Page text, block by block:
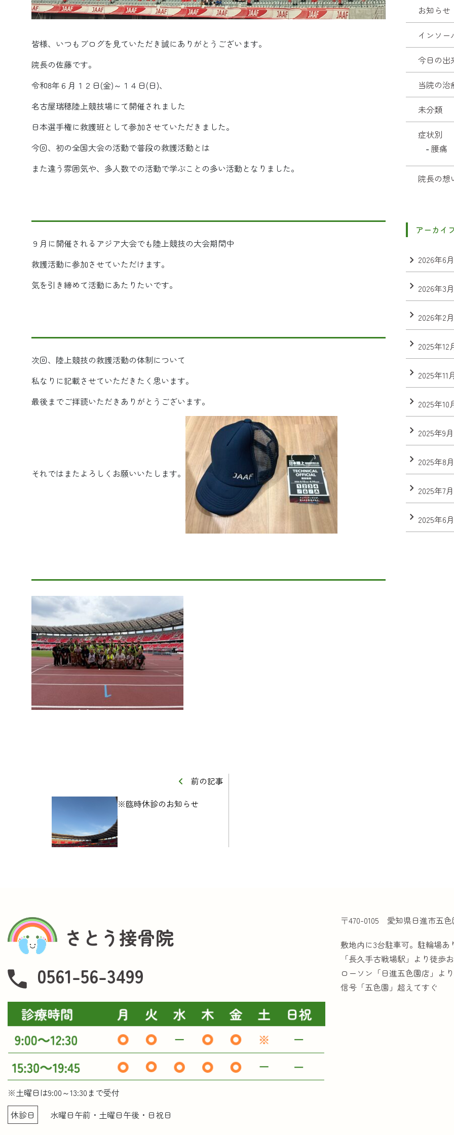
皆様、いつもブログを見ていただき誠にありがとうございます。
院長の佐藤です。
令和8年６月１２日(金)～１４日(日)、
名古屋瑞穂陸上競技場にて開催されました
日本選手権に救護班として参加させていただきました。
今回、初の全国大会の活動で普段の救護活動とは
また違う雰囲気や、多人数での活動で学ぶことの多い活動となりました。
９月に開催されるアジア大会でも陸上競技の大会期間中
救護活動に参加させていただけます。
気を引き締めて活動にあたりたいです。
次回、陸上競技の救護活動の体制について
私なりに記載させていただきたく思います。
最後までご拝読いただきありがとうございます。
それではまたよろしくお願いいたします。
前の記事
※臨時休診のお知らせ
お知らせ
インソー
今日の出
当院の治
未分類
症状別
腰痛
院長の想
アーカイ
2026年6月
2026年3月
2026年2月
2025年12
2025年11月
2025年10
2025年9月
2025年8月
2025年7月
2025年6月
さとう接骨院
0561-56-3499
※土曜日は9:00～13:30まで受付
休診日
水曜日午前・土曜日午後・日祝日
〒470-0105 愛知県日進市五色
敷地内に3台駐車可。駐輪場あ
「長久手古戦場駅」より徒歩
ローソン「日進五色園店」よ
信号「五色園」超えてすぐ